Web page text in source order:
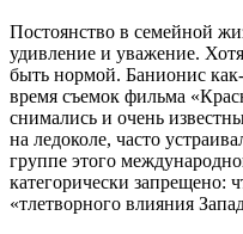
Постоянство в семейной
удивление и уважение.
быть нормой. Банионис
время съемок фильма
снимались и очень
на ледоколе, часто
группе этого
категорически запрещено:
«тлетворного влияния